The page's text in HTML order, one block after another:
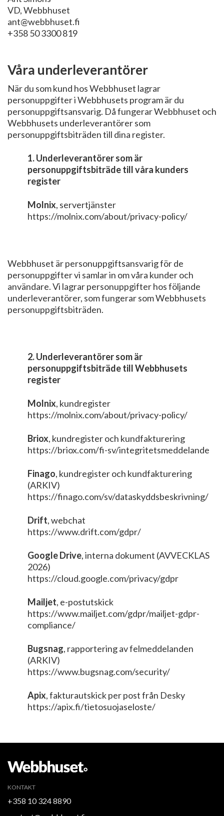
VD, Webbhuset
ant@webbhuset.fi
+358 50 3300 819
Våra underleverantörer
När du som kund hos Webbhuset lagrar
personuppgifter i Webbhusets program är du
personuppgiftsansvarig. Då fungerar Webbhuset och
Webbhusets underleverantörer som
personuppgiftsbiträden till dina register.
1. Underleverantörer som är
personuppgiftsbiträde till våra kunders
register
Molnix, servertjänster
https://molnix.com/about/privacy-policy/
Webbhuset är personuppgiftsansvarig för de
personuppgifter vi samlar in om våra kunder och
användare. Vi lagrar personuppgifter hos följande
underleverantörer, som fungerar som Webbhusets
personuppgiftsbiträden.
2. Underleverantörer som är
personuppgiftsbiträde till Webbhusets
register
Molnix, kundregister
https://molnix.com/about/privacy-policy/
Briox, kundregister och kundfakturering
https://briox.com/fi-sv/integritetsmeddelande
Finago, kundregister och kundfakturering
(ARKIV)
https://finago.com/sv/dataskyddsbeskrivning/
Drift, webchat
https://www.drift.com/gdpr/
Google Drive, interna dokument (AVVECKLAS
2026)
https://cloud.google.com/privacy/gdpr
Mailjet, e-postutskick
https://www.mailjet.com/gdpr/mailjet-gdpr-
compliance/
Bugsnag, rapportering av felmeddelanden
(ARKIV)
https://www.bugsnag.com/security/
Apix, fakturautskick per post från Desky
https://apix.fi/tietosuojaseloste/
KONTAKT
+358 10 324 8890